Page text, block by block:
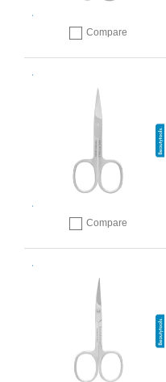
Add to compare
Compare
Add to compare
Compare